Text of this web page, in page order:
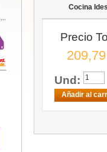
Cocina
Precio
Und:
Añadir al